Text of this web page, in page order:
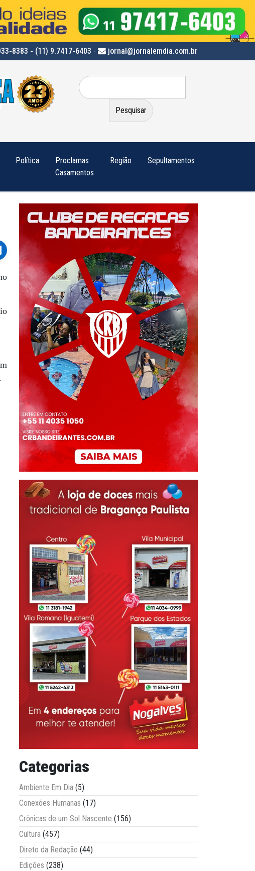
8383 - (11) 9.7417-6403 - jornal@jornalemdia.com.br
Pesquisar
por:
Política
Proclamas
Casamentos
Região Sepultamentos
Categorias
Ambiente Em Dia (5)
Conexões Humanas (17)
Crônicas de um Sol Nascente (156)
Cultura (457)
Direto da Redação (44)
Edições (238)